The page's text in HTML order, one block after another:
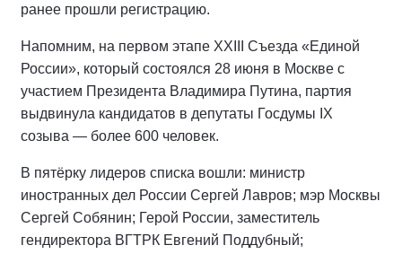
ранее прошли регистрацию.
Напомним, на первом этапе XXIII Съезда «Единой
России», который состоялся 28 июня в Москве с
участием Президента Владимира Путина, партия
выдвинула кандидатов в депутаты Госдумы IX
созыва — более 600 человек.
В пятёрку лидеров списка вошли: министр
иностранных дел России Сергей Лавров; мэр Москвы
Сергей Собянин; Герой России, заместитель
гендиректора ВГТРК Евгений Поддубный;